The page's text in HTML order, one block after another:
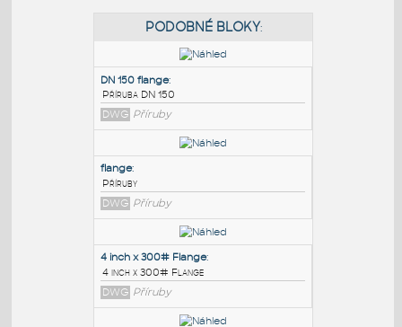
PODOBNÉ BLOKY:
DN 150 flange:
Příruba DN 150
DWG Příruby